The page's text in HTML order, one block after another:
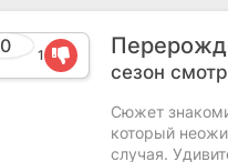
сезон
0 1
Сюжет
который
случая.